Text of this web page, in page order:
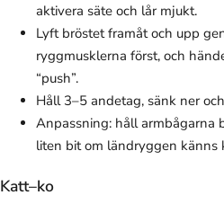
aktivera säte och lår mjukt.
Lyft bröstet framåt och upp
ryggmusklerna först, och
“push”.
Håll 3–5 andetag, sänk ner
Anpassning: håll armbågarna
liten bit om ländryggen känns
Katt–ko